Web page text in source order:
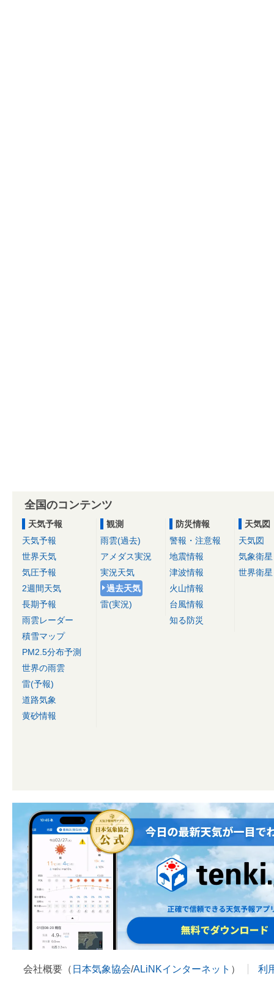
全国のコンテンツ
天気予報
天気予報
世界天気
気圧予報
2週間天気
長期予報
雨雲レーダー
積雪マップ
PM2.5分布予測
世界の雨雲
雷(予報)
道路気象
黄砂情報
観測
雨雲(過去)
アメダス実況
実況天気
過去天気
雷(実況)
防災情報
警報・注意報
地震情報
津波情報
火山情報
台風情報
知る防災
天気図
天気図
気象衛星
世界衛星
会社概要（ 日本気象協会/ALiNKインターネット ） 利